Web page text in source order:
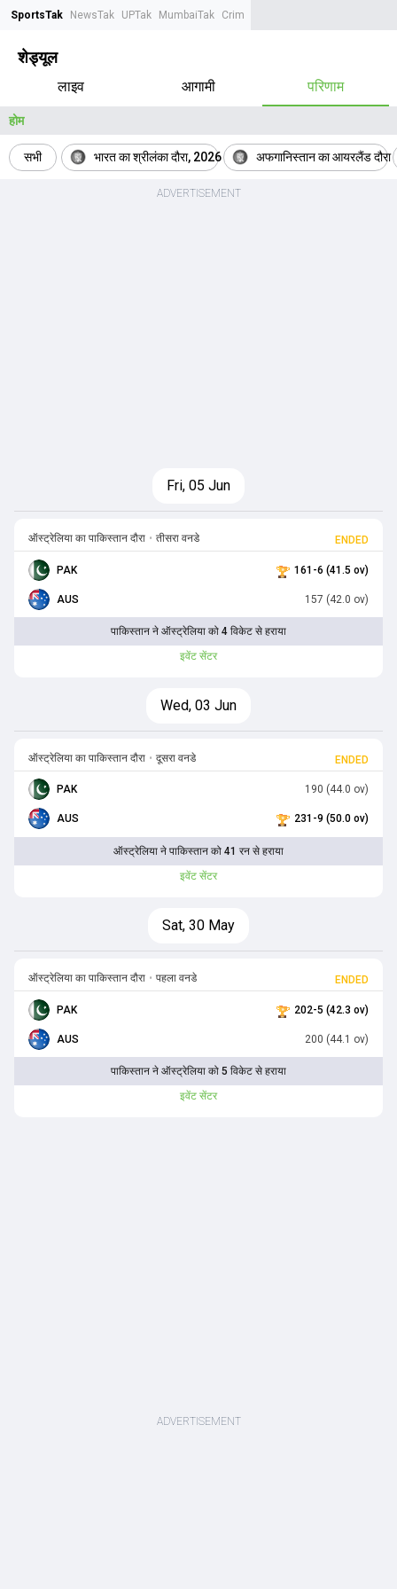
SportsTak NewsTak UPTak MumbaiTak CrimeTak
शेड्यूल
लाइव आगामी परिणाम
होम
सभी भारत का श्रीलंका दौरा, 2026 अफगानिस्तान का आयरलैंड दौरा
Fri, 05 Jun
ऑस्ट्रेलिया का पाकिस्तान दौरा • तीसरा वनडे ENDED
PAK 161-6 (41.5 ov)
AUS 157 (42.0 ov)
पाकिस्तान ने ऑस्ट्रेलिया को 4 विकेट से हराया
इवेंट सेंटर
Wed, 03 Jun
ऑस्ट्रेलिया का पाकिस्तान दौरा • दूसरा वनडे ENDED
PAK 190 (44.0 ov)
AUS 231-9 (50.0 ov)
ऑस्ट्रेलिया ने पाकिस्तान को 41 रन से हराया
इवेंट सेंटर
Sat, 30 May
ऑस्ट्रेलिया का पाकिस्तान दौरा • पहला वनडे ENDED
PAK 202-5 (42.3 ov)
AUS 200 (44.1 ov)
पाकिस्तान ने ऑस्ट्रेलिया को 5 विकेट से हराया
इवेंट सेंटर